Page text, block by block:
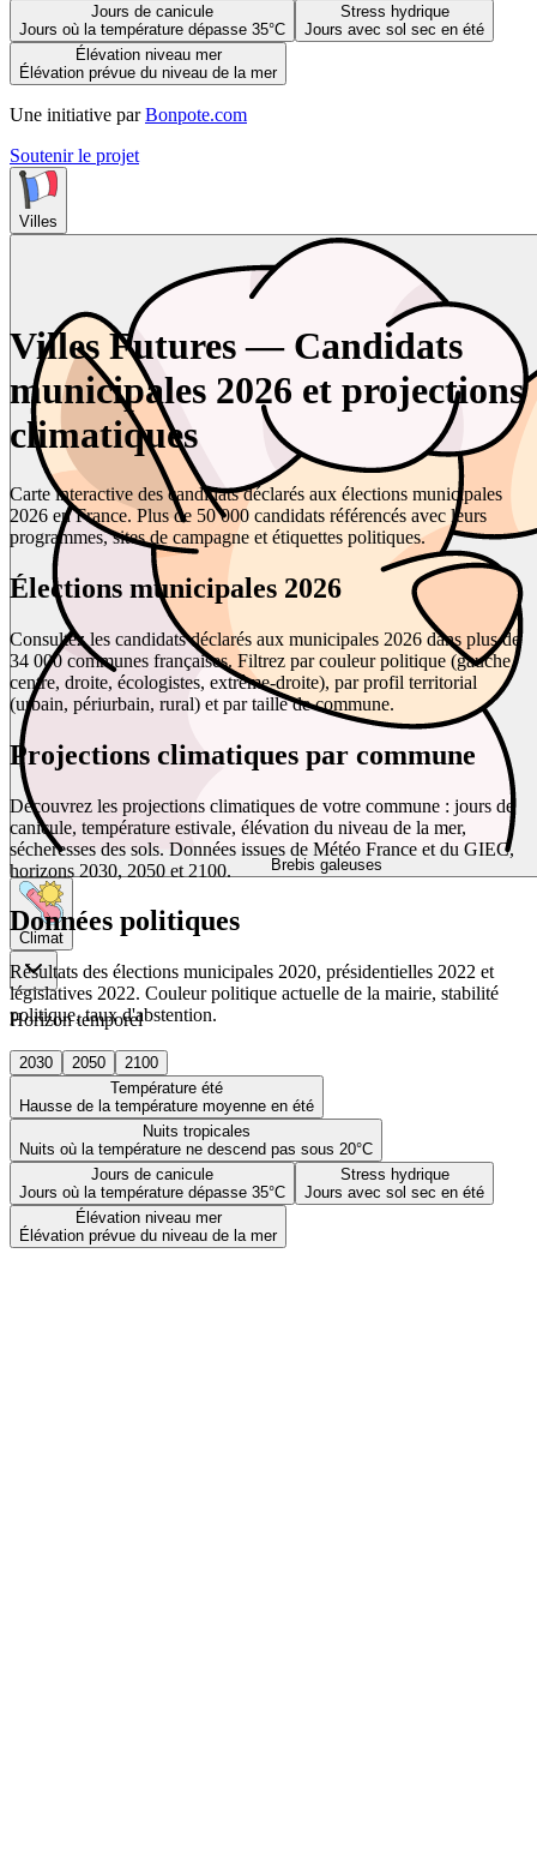
Jours de canicule
Jours où la température dépasse 35°C
Stress hydrique
Jours avec sol sec en été
Élévation niveau mer
Élévation prévue du niveau de la mer
Une initiative par Bonpote.com
Soutenir le projet
Villes
Brebis galeuses
Climat
Horizon temporel
2030 2050
2100
Température été
Hausse de la température moyenne en été
Nuits tropicales
Nuits où la température ne descend pas sous 20°C
Jours de canicule
Jours où la température dépasse 35°C
Stress hydrique
Jours avec sol sec en été
Élévation niveau mer
Élévation prévue du niveau de la mer
Villes Futures — Candidats
municipales 2026 et projections
climatiques
Carte interactive des candidats déclarés aux élections municipales
2026 en France. Plus de 50 000 candidats référencés avec leurs
programmes, sites de campagne et étiquettes politiques.
Élections municipales 2026
Consultez les candidats déclarés aux municipales 2026 dans plus de
34 000 communes françaises. Filtrez par couleur politique (gauche,
centre, droite, écologistes, extrême-droite), par profil territorial
(urbain, périurbain, rural) et par taille de commune.
Projections climatiques par commune
Découvrez les projections climatiques de votre commune : jours de
canicule, température estivale, élévation du niveau de la mer,
sécheresses des sols. Données issues de Météo France et du GIEC,
horizons 2030, 2050 et 2100.
Données politiques
Résultats des élections municipales 2020, présidentielles 2022 et
législatives 2022. Couleur politique actuelle de la mairie, stabilité
politique, taux d'abstention.